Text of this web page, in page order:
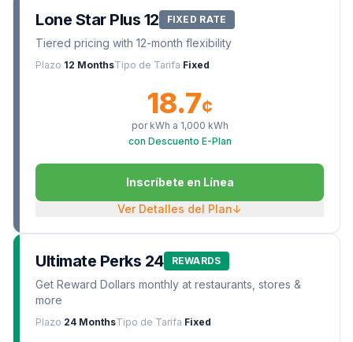
Lone Star Plus 12 FIXED RATE
Tiered pricing with 12-month flexibility
Plazo 12 MonthsTipo de Tarifa Fixed
18.7¢
por kWh a 1,000 kWh
con Descuento E-Plan
Inscríbete en Línea
Ver Detalles del Plan↓
Ultimate Perks 24 REWARDS
Get Reward Dollars monthly at restaurants, stores &
more
Plazo 24 MonthsTipo de Tarifa Fixed